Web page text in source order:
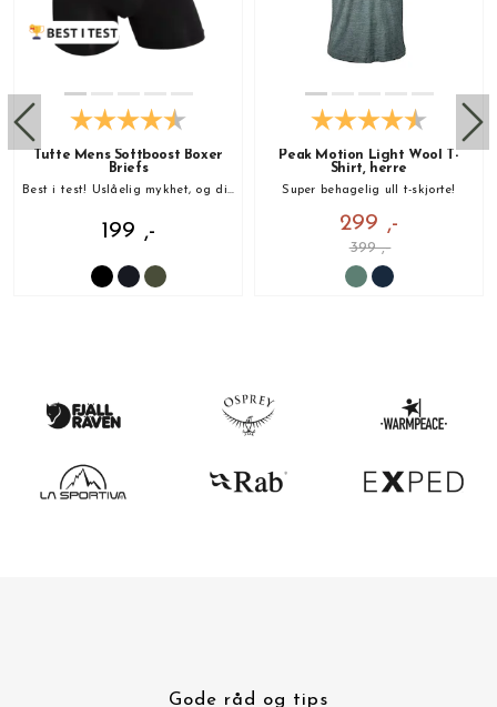
Tufte Mens Softboost Boxer
Briefs
Best i test! Uslåelig mykhet, og din nye favoritt!
199 ,-
Peak Motion Light Wool T-
Shirt, herre
Super behagelig ull t-skjorte!
299 ,-
399 ,-
Gode råd og tips